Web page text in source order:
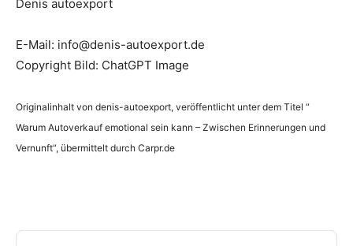
Denis autoexport
E-Mail: info@denis-autoexport.de
Copyright Bild: ChatGPT Image
Originalinhalt von denis-autoexport, veröffentlicht unter dem Titel “
Warum Autoverkauf emotional sein kann – Zwischen Erinnerungen und
Vernunft“, übermittelt durch Carpr.de